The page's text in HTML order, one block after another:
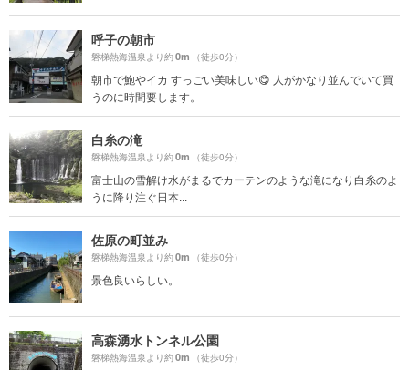
呼子の朝市
磐梯熱海温泉より約0m （徒歩0分）
朝市で鮑やイカ すっごい美味しい😋 人がかなり並んでいて買
うのに時間要します。
白糸の滝
磐梯熱海温泉より約0m （徒歩0分）
富士山の雪解け水がまるでカーテンのような滝になり白糸のよ
うに降り注ぐ日本...
佐原の町並み
磐梯熱海温泉より約0m （徒歩0分）
景色良いらしい。
高森湧水トンネル公園
磐梯熱海温泉より約0m （徒歩0分）